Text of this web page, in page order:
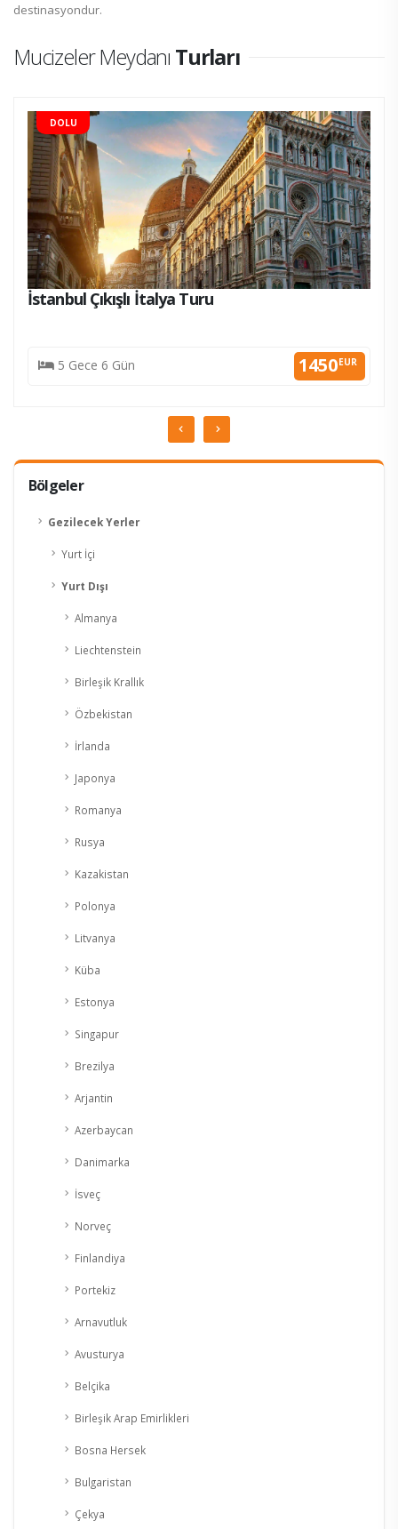
Bölgeler
Gezilecek Yerler
Yurt İçi
Yurt Dışı
Almanya
Liechtenstein
Birleşik Krallık
Özbekistan
İrlanda
Japonya
Romanya
Rusya
Kazakistan
Polonya
Litvanya
Küba
Estonya
Singapur
Brezilya
Arjantin
Azerbaycan
Danimarka
İsveç
Norveç
Finlandiya
Portekiz
Arnavutluk
Avusturya
Belçika
Birleşik Arap Emirlikleri
Bosna Hersek
Bulgaristan
Çekya
destinasyondur.
Mucizeler Meydanı Turları
DOLU
KESİN K.
İstanbul Çıkışlı İtalya Turu
5 Gece 6 Gün 1450EUR